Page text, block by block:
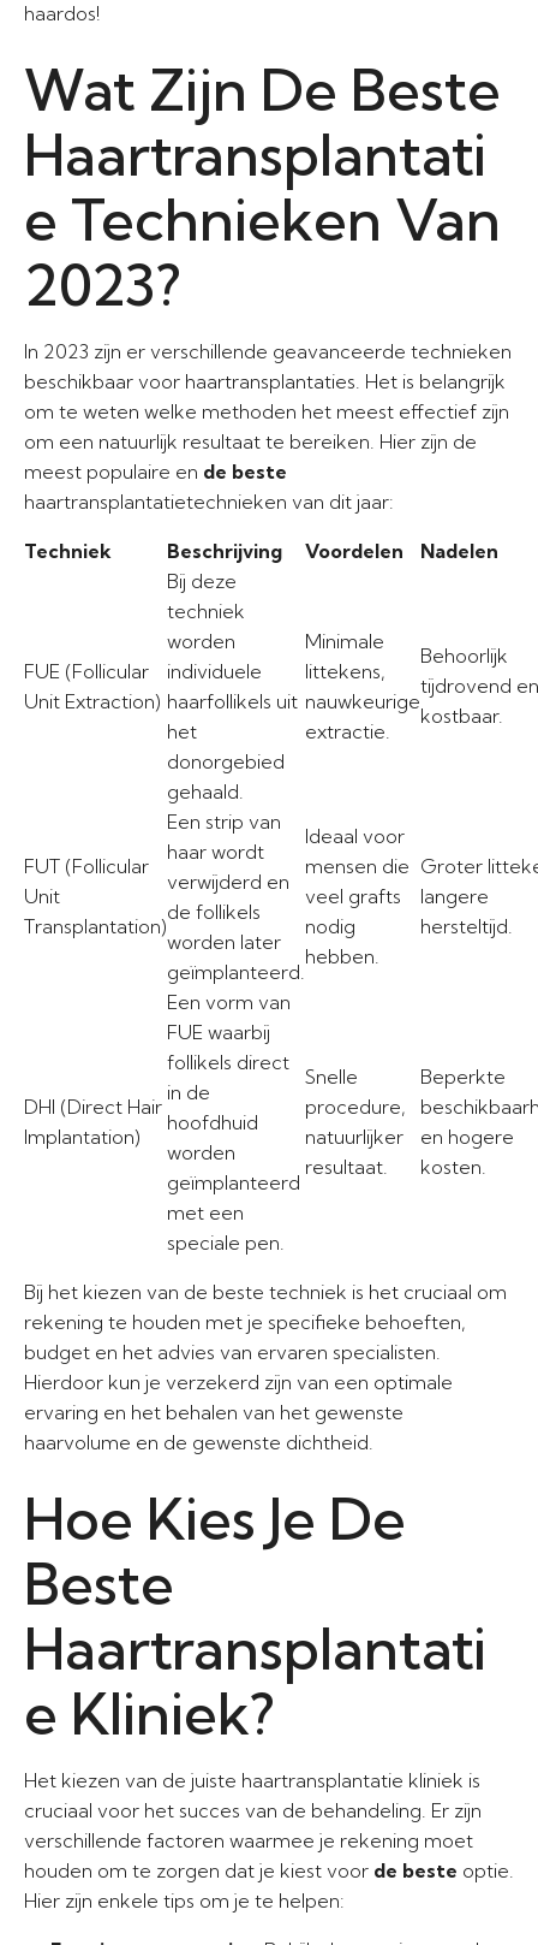
haardos!
Wat Zijn De Beste
Haartransplantati
e Technieken Van
2023?
In 2023 zijn er verschillende geavanceerde technieken
beschikbaar voor haartransplantaties. Het is belangrijk
om te weten welke methoden het meest effectief zijn
om een natuurlijk resultaat te bereiken. Hier zijn de
meest populaire en de beste
haartransplantatietechnieken van dit jaar:
Techniek Beschrijving Voordelen Nadelen
FUE (Follicular
Unit Extraction)
Bij deze
techniek
worden
individuele
haarfollikels uit
het
donorgebied
gehaald.
Minimale
littekens,
nauwkeurige
extractie.
Behoorlijk
tijdrovend en
kostbaar.
FUT (Follicular
Unit
Transplantation)
Een strip van
haar wordt
verwijderd en
de follikels
worden later
geïmplanteerd.
Ideaal voor
mensen die
veel grafts
nodig
hebben.
Groter
langere
hersteltijd.
DHI (Direct Hair
Implantation)
Een vorm van
FUE waarbij
follikels direct
in de
hoofdhuid
worden
geïmplanteerd
met een
speciale pen.
Snelle
procedure,
natuurlijker
resultaat.
Beperkte
en hogere
kosten.
Bij het kiezen van de beste techniek is het cruciaal om
rekening te houden met je specifieke behoeften,
budget en het advies van ervaren specialisten.
Hierdoor kun je verzekerd zijn van een optimale
ervaring en het behalen van het gewenste
haarvolume en de gewenste dichtheid.
Hoe Kies Je De
Beste
Haartransplantati
e Kliniek?
Het kiezen van de juiste haartransplantatie kliniek is
cruciaal voor het succes van de behandeling. Er zijn
verschillende factoren waarmee je rekening moet
houden om te zorgen dat je kiest voor de beste optie.
Hier zijn enkele tips om je te helpen: